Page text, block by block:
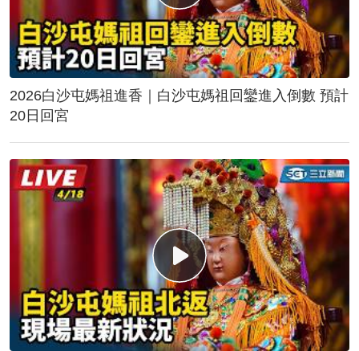
2026白沙屯媽祖進香｜白沙屯媽祖回鑾進入倒數 預計
20日回宮